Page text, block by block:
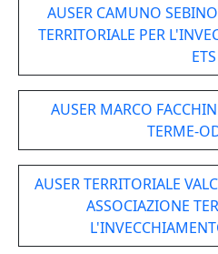
AUSER CAMUNO
TERRITORIALE PER
ETS
AUSER MARCO
TERME-
AUSER TERRITORIALE
ASSOCIAZIONE